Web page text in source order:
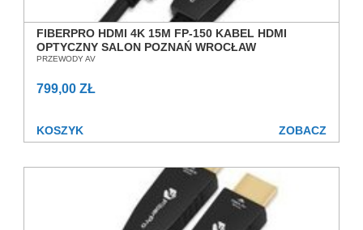
FIBERPRO HDMI 4K 15M FP-150 KABEL HDMI
OPTYCZNY SALON POZNAŃ WROCŁAW
PRZEWODY AV
799,00 ZŁ
KOSZYK ZOBACZ